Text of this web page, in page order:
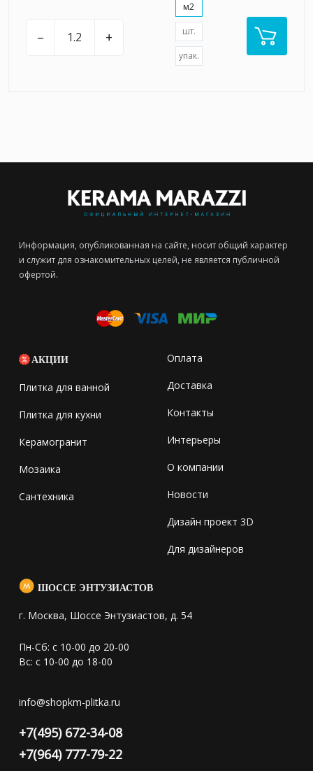
– +
м2
шт.
упак.
Информация, опубликованная на сайте, носит общий характер
и служит для ознакомительных целей, не является публичной
офертой.
АКЦИИ
Плитка для ванной
Плитка для кухни
Керамогранит
Мозаика
Сантехника
Оплата
Доставка
Контакты
Интерьеры
О компании
Новости
Дизайн проект 3D
Для дизайнеров
ШОССЕ ЭНТУЗИАСТОВ
г. Москва, Шоссе Энтузиастов, д. 54
Пн-Сб: с 10-00 до 20-00
Вс: с 10-00 до 18-00
info@shopkm-plitka.ru
+7(495) 672-34-08
+7(964) 777-79-22